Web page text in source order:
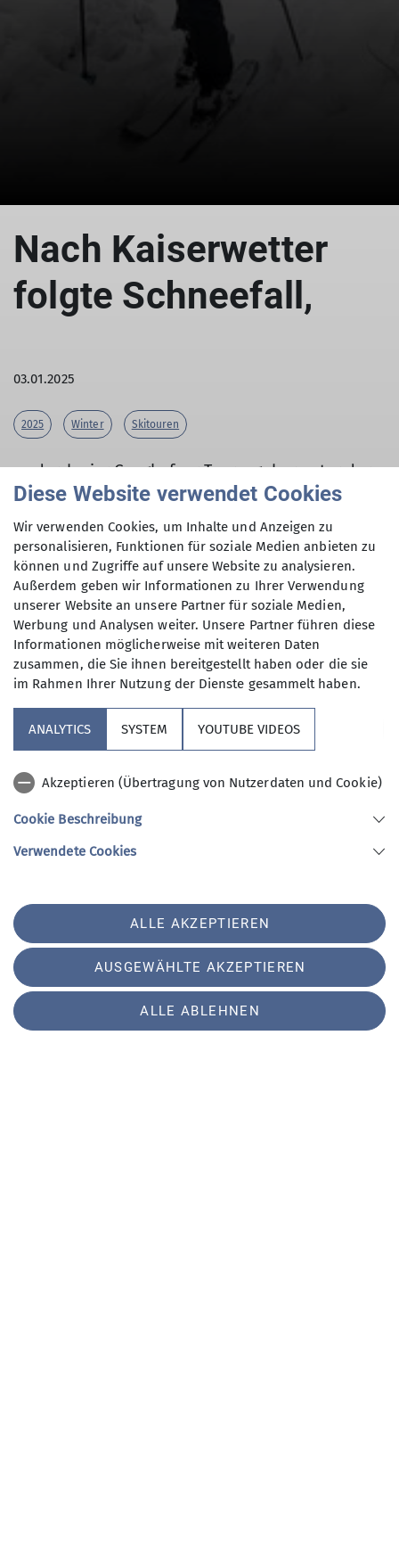
Nach Kaiserwetter
folgte Schneefall,
03.01.2025
2025 Winter Skitouren
wodurch vier Gangkofner Tourengeher unter der
Leitung von Andreas Girnghuber (FÜL-
Rauschberg erfolgreich absolvieren konnten.
Der frische Neuschnee, unten etwa 10 cm und
oben rund 30 cm Pulverschnee, ermöglichte
einen Start direkt am Auto.
Über die Forststraße mit den zahlreichen Kehren
erreichten wir zügig den Kienbergsattel und
anschließend den Streicher (1594 m).
Am Gipfel waren wir kurzzeitig alleine und
genossen eine kurze Rast im Nebel bei eisigem
Wind sowie warmen und edlen Getränken.
Die Abfahrt wurde von jedem in vollen Zügen
genossen, bis wir wieder am Auto ankamen.
Diese Website verwendet Cookies
Wir verwenden Cookies, um Inhalte und Anzeigen zu
personalisieren, Funktionen für soziale Medien anbieten zu
können und Zugriffe auf unsere Website zu analysieren.
Außerdem geben wir Informationen zu Ihrer Verwendung
unserer Website an unsere Partner für soziale Medien,
Werbung und Analysen weiter. Unsere Partner führen diese
Informationen möglicherweise mit weiteren Daten
zusammen, die Sie ihnen bereitgestellt haben oder die sie
im Rahmen Ihrer Nutzung der Dienste gesammelt haben.
ANALYTICS SYSTEM YOUTUBE VIDEOS
Akzeptieren (Übertragung von Nutzerdaten und Cookie)
Cookie Beschreibung
Verwendete Cookies
ALLE AKZEPTIEREN
AUSGEWÄHLTE AKZEPTIEREN
ALLE ABLEHNEN